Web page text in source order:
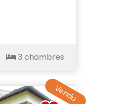
3 chambres
Vendu